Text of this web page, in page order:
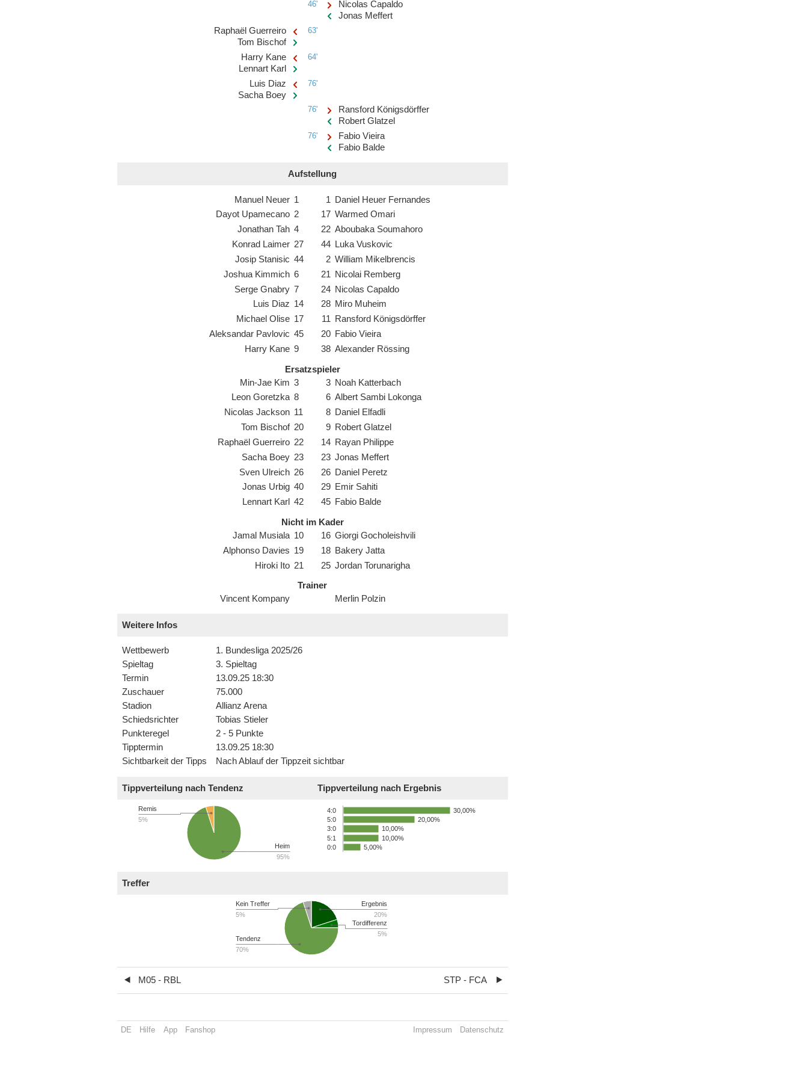
46'
Nicolas Capaldo
Jonas Meffert
Raphaël Guerreiro
Tom Bischof
63'
Harry Kane
Lennart Karl
64'
Luis Diaz
Sacha Boey
76'
76'
Ransford Königsdörffer
Robert Glatzel
76'
Fabio Vieira
Fabio Balde
Aufstellung
Manuel Neuer 1 1 Daniel Heuer Fernandes
Dayot Upamecano 2 17 Warmed Omari
Jonathan Tah 4 22 Aboubaka Soumahoro
Konrad Laimer 27 44
Luka Vuskovic
Josip Stanisic 44 2 William Mikelbrencis
Joshua Kimmich 6 21
Nicolai Remberg
Serge Gnabry 7 24 Nicolas Capaldo
Luis Diaz 14 28 Miro Muheim
Michael Olise 17 11 Ransford Königsdörffer
Aleksandar Pavlovic 45 20 Fabio Vieira
Harry Kane 9 38 Alexander Rössing
Ersatzspieler
Min-Jae Kim 3 3 Noah Katterbach
Leon Goretzka 8 6 Albert Sambi Lokonga
Nicolas Jackson 11 8 Daniel Elfadli
Tom Bischof 20 9 Robert Glatzel
Raphaël Guerreiro 22 14 Rayan Philippe
Sacha Boey 23 23 Jonas Meffert
Sven Ulreich 26 26 Daniel Peretz
Jonas Urbig 40 29 Emir Sahiti
Lennart Karl
42 45 Fabio Balde
Nicht im Kader
Jamal Musiala 10 16 Giorgi Gocholeishvili
Alphonso Davies 19 18 Bakery Jatta
Hiroki Ito 21 25 Jordan Torunarigha
Trainer
Vincent Kompany
Merlin Polzin
Weitere Infos
Wettbewerb
1. Bundesliga 2025/26
Spieltag
3. Spieltag
Termin
13.09.25 18:30
Zuschauer
75.000
Stadion
Allianz Arena
Schiedsrichter
Tobias Stieler
Punkteregel
2 - 5 Punkte
Tipptermin
13.09.25 18:30
Sichtbarkeit der Tipps
Nach Ablauf der Tippzeit sichtbar
Tippverteilung nach Tendenz
Heim
95%
Remis
5%
Tippverteilung nach Ergebnis
4:0
5:0
3:0
5:1
0:0
30,00%
20,00%
10,00%
10,00%
5,00%
Treffer
Ergebnis
20%
Tordifferenz
5%
Tendenz
70%
Kein Treffer
5%
M05 - RBL STP - FCA
DE Hilfe App Fanshop Impressum Datenschutz